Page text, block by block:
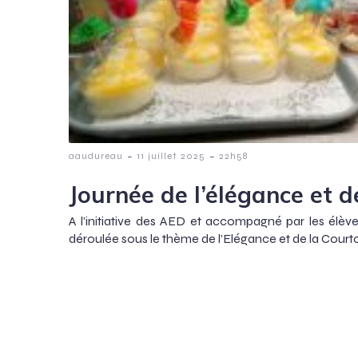
aaudureau - 11 juillet 2025 - 22h58
Journée de l’élégance et
A l’initiative des AED et accompagné par les
déroulée sous le thème de l’Elégance et de la